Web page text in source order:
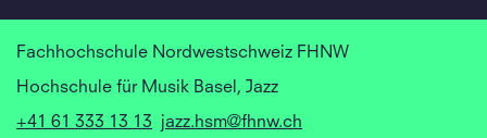
Fachhochschule Nordwestschweiz FHNW
Hochschule für Musik Basel, Jazz
+41 61 333 13 13
jazz.hsm@fhnw.ch